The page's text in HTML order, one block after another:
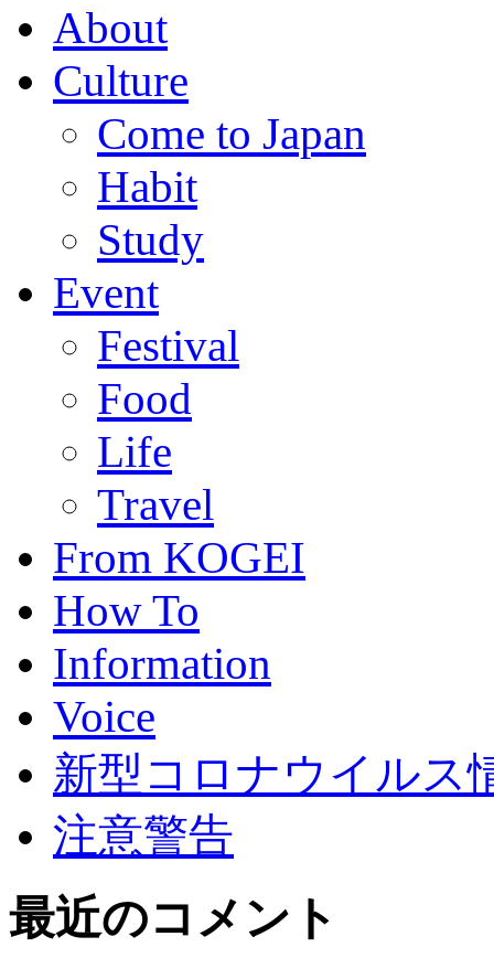
About
Culture
Come to Japan
Habit
Study
Event
Festival
Food
Life
Travel
From KOGEI
How To
Information
Voice
新型コロナウイルス
注意警告
最近のコメント